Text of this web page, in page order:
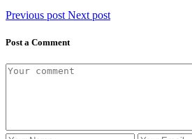
Previous post Next post
Post a Comment